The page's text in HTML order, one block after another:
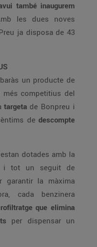
també inaugurem
les dues noves
ja disposa de 43
un producte de
competitius del
targeta de Bonpreu i
de descompte
dotades amb la
i tot un seguit de
garantir la màxima
cada benzinera
que elimina
per dispensar un